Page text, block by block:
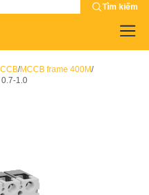
Tìm kiếm
/MCCB frame 400M/
1.0